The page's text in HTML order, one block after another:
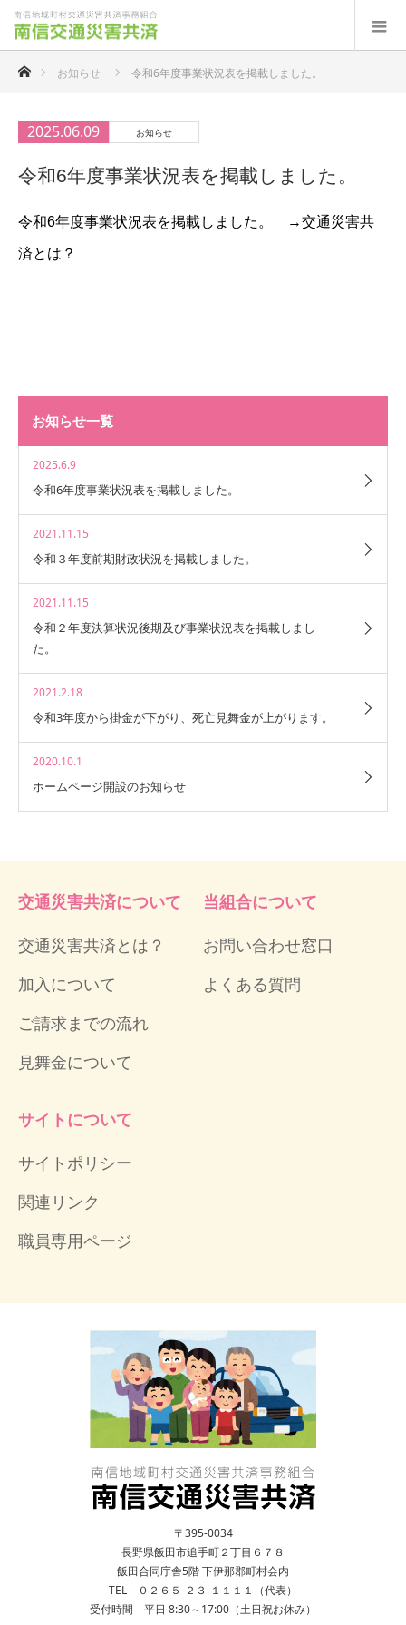
ホームお知らせ 令和6年度事業状況表を掲載しました。
2025.06.09 お知らせ
令和6年度事業状況表を掲載しました。
令和6年度事業状況表を掲載しました。 →交通災害共
済とは？
お知らせ一覧
2025.6.9
令和6年度事業状況表を掲載しました。
2021.11.15
令和３年度前期財政状況を掲載しました。
2021.11.15
令和２年度決算状況後期及び事業状況表を掲載しまし
た。
2021.2.18
令和3年度から掛金が下がり、死亡見舞金が上がります。
2020.10.1
ホームページ開設のお知らせ
交通災害共済について
交通災害共済とは？
加入について
ご請求までの流れ
見舞金について
当組合について
お問い合わせ窓口
よくある質問
サイトについて
サイトポリシー
関連リンク
職員専用ページ
〒395-0034
長野県飯田市追手町２丁目６７８
飯田合同庁舎5階 下伊那郡町村会内
TEL ０２６５-２３-１１１１（代表）
受付時間 平日 8:30～17:00（土日祝お休み）